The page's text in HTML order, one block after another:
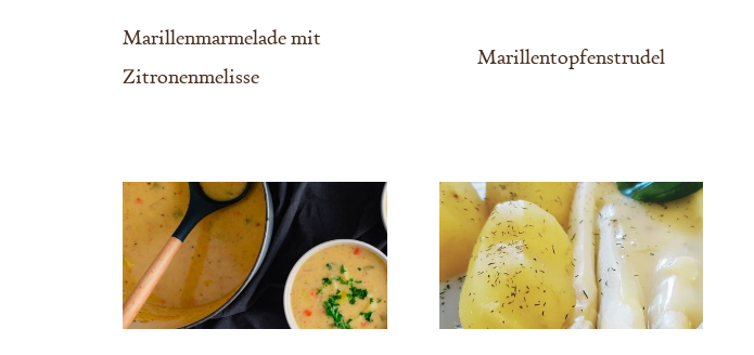
Marillenmarmelade mit
Zitronenmelisse
Marillentopfenstrudel